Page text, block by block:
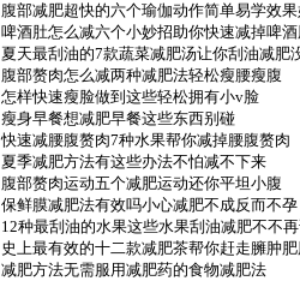
腹部减肥超快的六个瑜伽动作简单易学效
啤酒肚怎么减六个小妙招助你快速减掉啤
夏天最刮油的7款蔬菜减肥汤让你刮油减肥
腹部赘肉怎么减两种减肥法轻松瘦腰瘦腹
怎样快速瘦脸做到这些轻松拥有小v脸
瘦身早餐想减肥早餐这些东西别碰
快速减腰腹赘肉7种水果帮你减掉腰腹赘肉
夏季减肥方法有这些办法不怕减不下来
腹部赘肉运动五个减肥运动还你平坦小腹
保鲜膜减肥法有效吗小心减肥不成反而不孕
12种最刮油的水果这些水果刮油减肥不不
史上最有效的十二款减肥茶帮你赶走臃肿
减肥方法无需服用减肥药的食物减肥法